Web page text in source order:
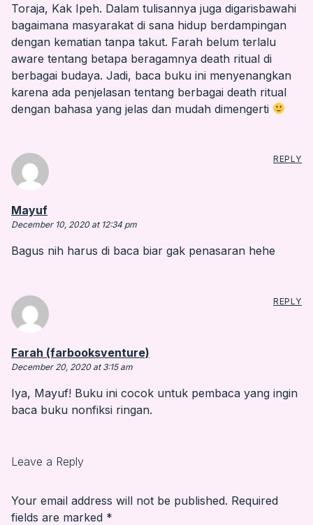
Toraja, Kak Ipeh. Dalam tulisannya juga digarisbawahi
bagaimana masyarakat di sana hidup berdampingan
dengan kematian tanpa takut. Farah belum terlalu
aware tentang betapa beragamnya death ritual di
berbagai budaya. Jadi, baca buku ini menyenangkan
karena ada penjelasan tentang berbagai death ritual
dengan bahasa yang jelas dan mudah dimengerti
Mayuf
December 10, 2020 at 12:34 pm
Bagus nih harus di baca biar gak penasaran hehe
REPLY
Farah (farbooksventure)
December 20, 2020 at 3:15 am
Iya, Mayuf! Buku ini cocok untuk pembaca yang ingin
baca buku nonfiksi ringan.
REPLY
Leave a Reply
Your email address will not be published. Required
fields are marked *